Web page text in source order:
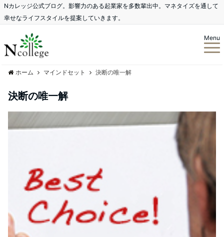
Nカレッジ公式ブログ。影響力のある起業家を多数輩出中。マネタイズを通して
幸せなライフスタイルを提案していきます。
Menu
ホーム マインドセット 決断の唯一解
決断の唯一解